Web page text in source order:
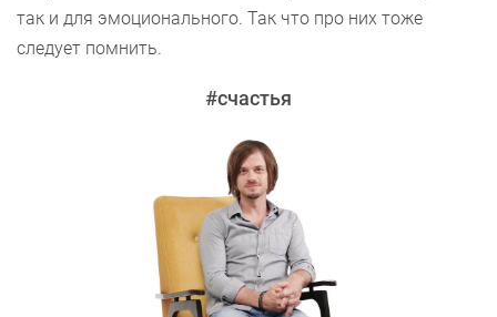
так и для эмоционального. Так что про них тоже
следует помнить.
#счастья